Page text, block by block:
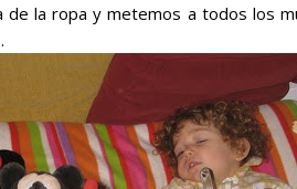
la ropa y metemos a todos los